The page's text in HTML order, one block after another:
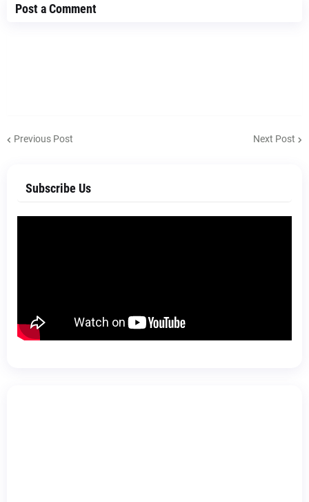
Post a Comment
Previous Post Next Post
Subscribe Us